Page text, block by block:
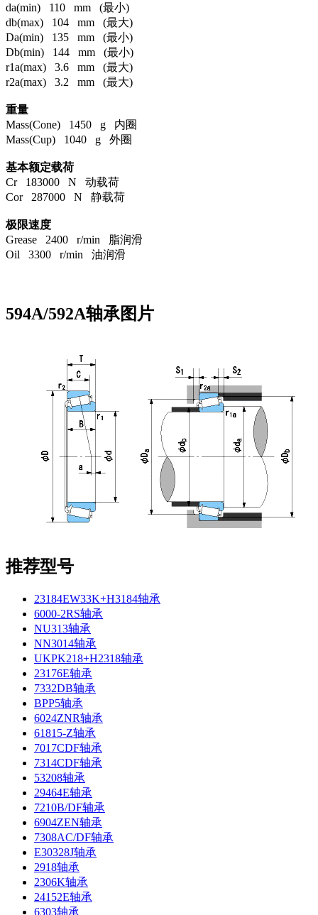
da(min) 110 mm (最小)
db(max) 104 mm (最大)
Da(min) 135 mm (最小)
Db(min) 144 mm (最小)
r1a(max) 3.6 mm (最大)
r2a(max) 3.2 mm (最大)
重量
Mass(Cone) 1450 g 内圈
Mass(Cup) 1040 g 外圈
基本额定载荷
Cr 183000 N 动载荷
Cor 287000 N 静载荷
极限速度
Grease 2400 r/min 脂润滑
Oil 3300 r/min 油润滑
594A/592A轴承图片
推荐型号
23184EW33K+H3184轴承
6000-2RS轴承
NU313轴承
NN3014轴承
UKPK218+H2318轴承
23176E轴承
7332DB轴承
BPP5轴承
6024ZNR轴承
61815-Z轴承
7017CDF轴承
7314CDF轴承
53208轴承
29464E轴承
7210B/DF轴承
6904ZEN轴承
7308AC/DF轴承
E30328J轴承
2918轴承
2306K轴承
24152E轴承
6303轴承